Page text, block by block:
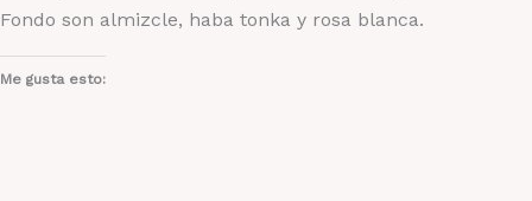
Fondo son almizcle, haba tonka y rosa blanca.
Me gusta esto: